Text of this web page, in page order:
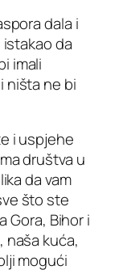
dala i
istakao da
imali
ništa ne bi
i uspjehe
društva u
da vam
što ste
Gora, Bihor i
naša kuća,
mogući